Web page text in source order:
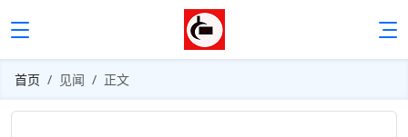
首页 见闻 正文